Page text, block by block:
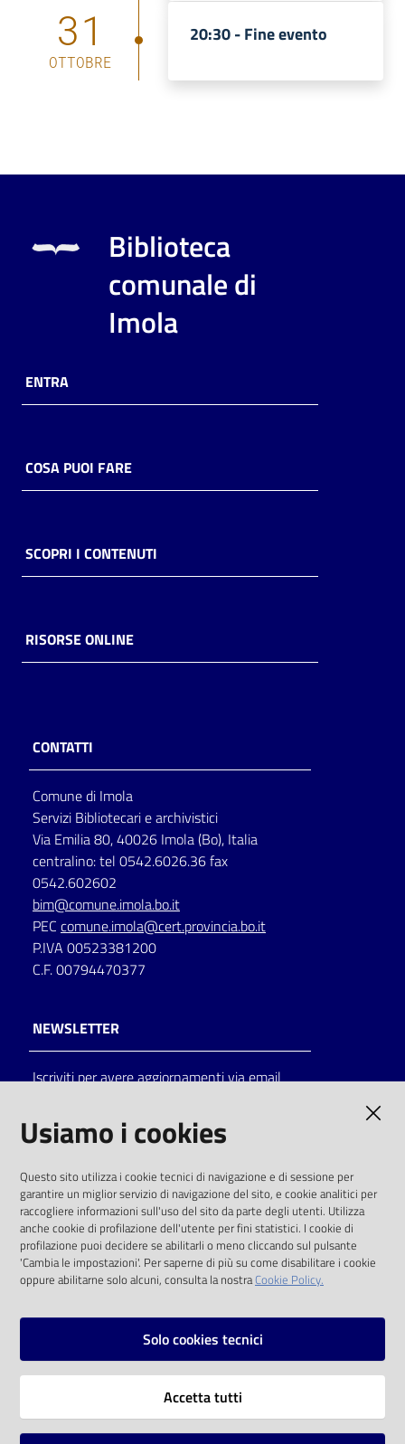
31
OTTOBRE
20:30 -Fine evento
Biblioteca
comunale di
Imola
ENTRA
COSA PUOI FARE
SCOPRI I CONTENUTI
RISORSE ONLINE
CONTATTI
Comune di Imola
Servizi Bibliotecari e archivistici
Via Emilia 80, 40026 Imola (Bo), Italia
centralino: tel 0542.6026.36 fax
0542.602602
bim@comune.imola.bo.it
PEC comune.imola@cert.provincia.bo.it
P.IVA 00523381200
C.F. 00794470377
NEWSLETTER
Iscriviti per avere aggiornamenti via email
solo alle condizioni previste dalla direttiva
comunitaria 2003/98/CE e dal d.lgs. 36/2006
SOCIAL
Instagram
Vai alla pagina
Usiamo i cookies
Questo sito utilizza i cookie tecnici di navigazione e di sessione per
garantire un miglior servizio di navigazione del sito, e cookie analitici per
raccogliere informazioni sull'uso del sito da parte degli utenti. Utilizza
anche cookie di profilazione dell'utente per fini statistici. I cookie di
profilazione puoi decidere se abilitarli o meno cliccando sul pulsante
'Cambia le impostazioni'. Per saperne di più su come disabilitare i cookie
oppure abilitarne solo alcuni, consulta la nostraCookie Policy.
Solo cookies tecnici
Accetta tutti